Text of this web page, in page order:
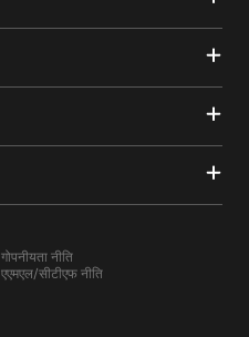
गोपनीयता नीति
एएमएल/सीटीएफ नीति